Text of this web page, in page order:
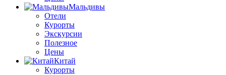
Мальдивы
Отели
Курорты
Экскурсии
Полезное
Цены
Китай
Курорты